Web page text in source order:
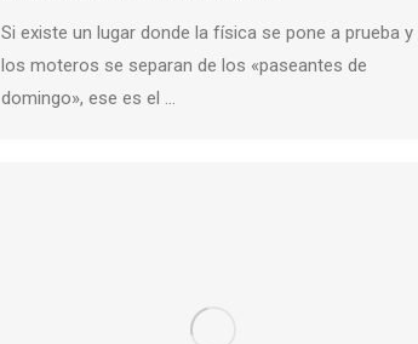
Si existe un lugar donde la física se pone a prueba y
los moteros se separan de los «paseantes de
domingo», ese es el …